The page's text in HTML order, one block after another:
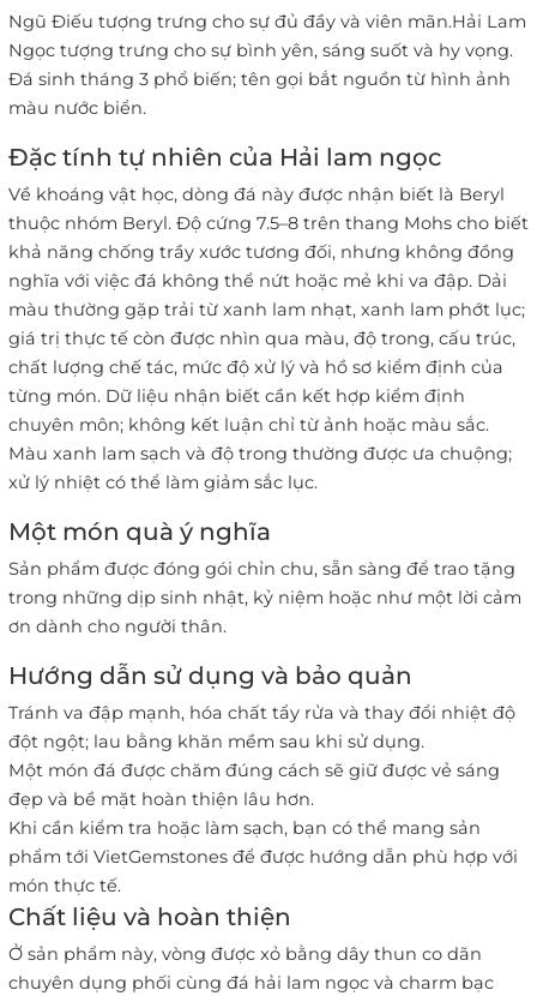
Ngũ Điếu tượng trưng cho sự đủ đầy và viên mãn.Hải Lam
Ngọc tượng trưng cho sự bình yên, sáng suốt và hy vọng.
Đá sinh tháng 3 phổ biến; tên gọi bắt nguồn từ hình ảnh
màu nước biển.
Đặc tính tự nhiên của Hải lam ngọc
Về khoáng vật học, dòng đá này được nhận biết là Beryl
thuộc nhóm Beryl. Độ cứng 7.5–8 trên thang Mohs cho biết
khả năng chống trầy xước tương đối, nhưng không đồng
nghĩa với việc đá không thể nứt hoặc mẻ khi va đập. Dải
màu thường gặp trải từ xanh lam nhạt, xanh lam phớt lục;
giá trị thực tế còn được nhìn qua màu, độ trong, cấu trúc,
chất lượng chế tác, mức độ xử lý và hồ sơ kiểm định của
từng món. Dữ liệu nhận biết cần kết hợp kiểm định
chuyên môn; không kết luận chỉ từ ảnh hoặc màu sắc.
Màu xanh lam sạch và độ trong thường được ưa chuộng;
xử lý nhiệt có thể làm giảm sắc lục.
Một món quà ý nghĩa
Sản phẩm được đóng gói chỉn chu, sẵn sàng để trao tặng
trong những dịp sinh nhật, kỷ niệm hoặc như một lời cảm
ơn dành cho người thân.
Hướng dẫn sử dụng và bảo quản
Tránh va đập mạnh, hóa chất tẩy rửa và thay đổi nhiệt độ
đột ngột; lau bằng khăn mềm sau khi sử dụng.
Một món đá được chăm đúng cách sẽ giữ được vẻ sáng
đẹp và bề mặt hoàn thiện lâu hơn.
Khi cần kiểm tra hoặc làm sạch, bạn có thể mang sản
phẩm tới VietGemstones để được hướng dẫn phù hợp với
món thực tế.
Chất liệu và hoàn thiện
Ở sản phẩm này, vòng được xỏ bằng dây thun co dãn
chuyên dụng phối cùng đá hải lam ngọc và charm bạc